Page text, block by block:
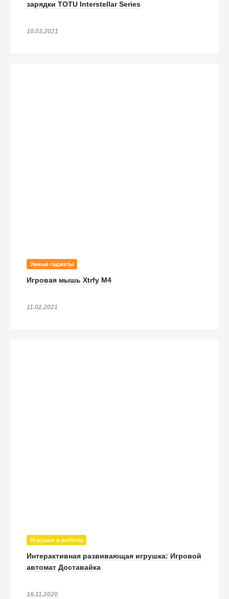
зарядки TOTU Interstellar Series
10.03.2021
Умные гаджеты
Игровая мышь Xtrfy M4
11.02.2021
Игрушки и роботы
Интерактивная развивающая игрушка: Игровой
автомат Доставайка
16.11.2020